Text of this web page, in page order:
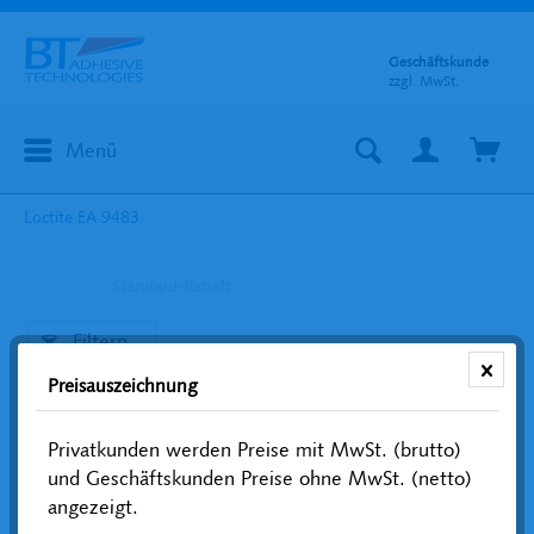
Menü
Geschäftskunde
zzgl. MwSt.
Loctite EA 9483
Filtern
Preisauszeichnung
Privatkunden werden Preise mit MwSt. (brutto)
und Geschäftskunden Preise ohne MwSt. (netto)
angezeigt.